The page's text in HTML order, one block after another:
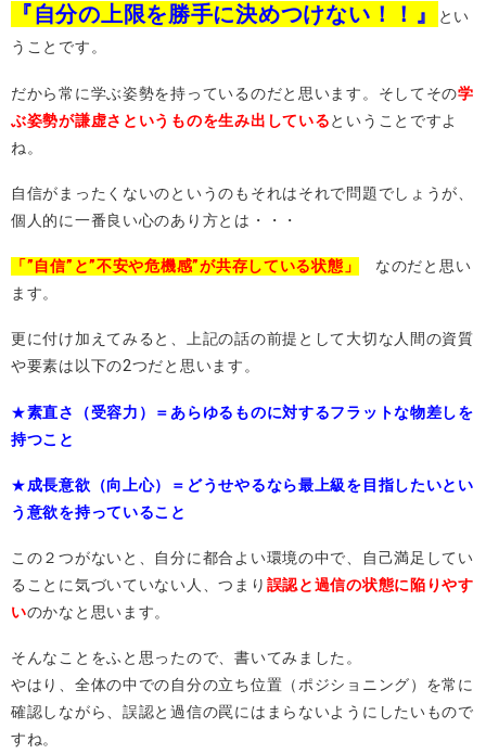
『自分の上限を勝手に決めつけない！！』
とい
うことです。
だから常に学ぶ姿勢を持っているのだと思います。そしてその学
ぶ姿勢が謙虚さというものを生み出しているということですよ
ね。
自信がまったくないのというのもそれはそれで問題でしょうが、
個人的に一番良い心のあり方とは・・・
「”自信”と”不安や危機感”が共存している状態」
なのだと思い
ます。
更に付け加えてみると、上記の話の前提として大切な人間の資質
や要素は以下の2つだと思います。
★素直さ（受容力）＝あらゆるものに対するフラットな物差しを
持つこと
★成長意欲（向上心）＝どうせやるなら最上級を目指したいとい
う意欲を持っていること
この２つがないと、自分に都合よい環境の中で、自己満足してい
ることに気づいていない人、つまり 誤認と過信の状態に陥りやす
いのかなと思います。
そんなことをふと思ったので、書いてみました。
やはり、全体の中での自分の立ち位置（ポジショニング）を常に
確認しながら、誤認と過信の罠にはまらないようにしたいもので
すね。